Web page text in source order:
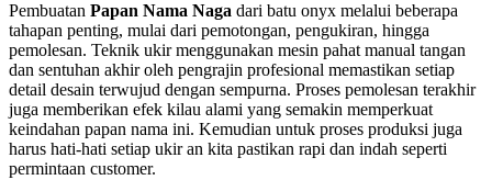
Pembuatan Papan Nama Naga dari batu onyx melalui beberapa
tahapan penting, mulai dari pemotongan, pengukiran, hingga
pemolesan. Teknik ukir menggunakan mesin pahat manual tangan
dan sentuhan akhir oleh pengrajin profesional memastikan setiap
detail desain terwujud dengan sempurna. Proses pemolesan terakhir
juga memberikan efek kilau alami yang semakin memperkuat
keindahan papan nama ini. Kemudian untuk proses produksi juga
harus hati-hati setiap ukir an kita pastikan rapi dan indah seperti
permintaan customer.